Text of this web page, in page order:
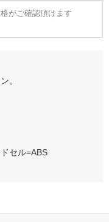
がご確認頂けます
。
セル=ABS